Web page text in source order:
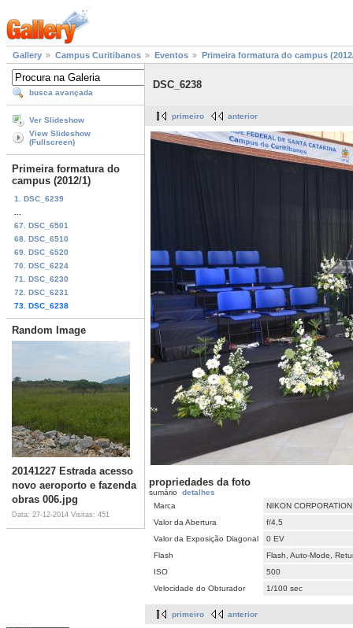
Gallery Campus Curitibanos Eventos Primeira formatura do campus
busca avançada
Ver Slideshow
View Slideshow
(Fullscreen)
Primeira formatura do
campus (2012/1)
1. DSC_6239
67. DSC_6501
68. DSC_6510
69. DSC_6520
70. DSC_6224
71. DSC_6230
72. DSC_6231
73. DSC_6238
Random Image
20141227 Estrada acesso
novo aeroporto e fazenda
obras 006.jpg
Data: 27-12-2014 Visitas: 451
DSC_6238
primeiro anterior
propriedades da foto
sumário detalhes
Marca
NIKON CORPORATION
Valor da Abertura
f/4,5
Valor da Exposição Diagonal
0 EV
Flash
Flash, Auto-Mode,
ISO
500
Velocidade do Obturador
1/100 sec
primeiro anterior